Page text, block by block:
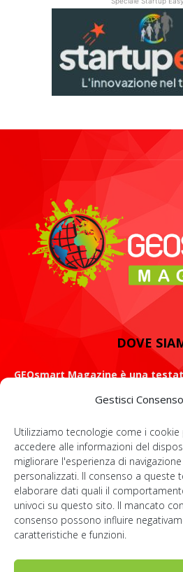
Gestisci
Utilizziamo tecnologie come i
accedere alle informazioni del
migliorare l'esperienza di
personalizzati. Il consenso a queste
elaborare dati quali il
univoci su questo sito. Il mancato
consenso possono influire
caratteristiche e funzioni.
DOVE
GEOsmart Magazine è una
ROMA: Via Casilina 98, 00182
Contattaci:
SOCIAL